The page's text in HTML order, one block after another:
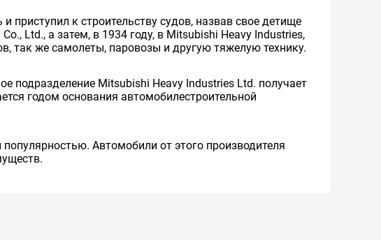
приступил к строительству судов, назвав свое детище
Ltd., а затем, в 1934 году, в Mitsubishi Heavy Industries,
так же самолеты, паровозы и другую тяжелую технику.
подразделение Mitsubishi Heavy Industries Ltd. получает
годом основания автомобилестроительной
Автомобили от этого производителя